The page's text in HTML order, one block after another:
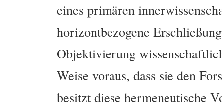
eines primären
horizontbezogene
Objektivierung
Weise voraus, dass sie den
besitzt diese hermeneutische